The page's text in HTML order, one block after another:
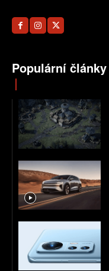
Populární články